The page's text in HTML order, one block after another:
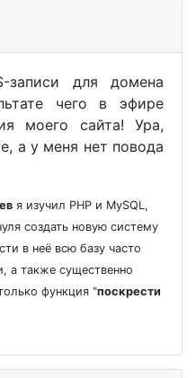
записи для домена
чего в эфире
моего сайта! Ура,
а у меня нет повода
я изучил PHP и MySQL,
создать новую систему
в неё всю базу часто
а также существенно
функция "поскрести